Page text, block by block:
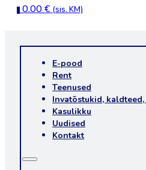
0 0.00€ (sis. KM)
E-pood
Rent
Teenused
Invatõstukid,
Kasulikku
Uudised
Kontakt